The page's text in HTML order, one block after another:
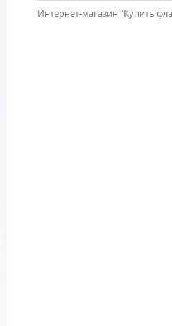
Интернет-магазин "Купить